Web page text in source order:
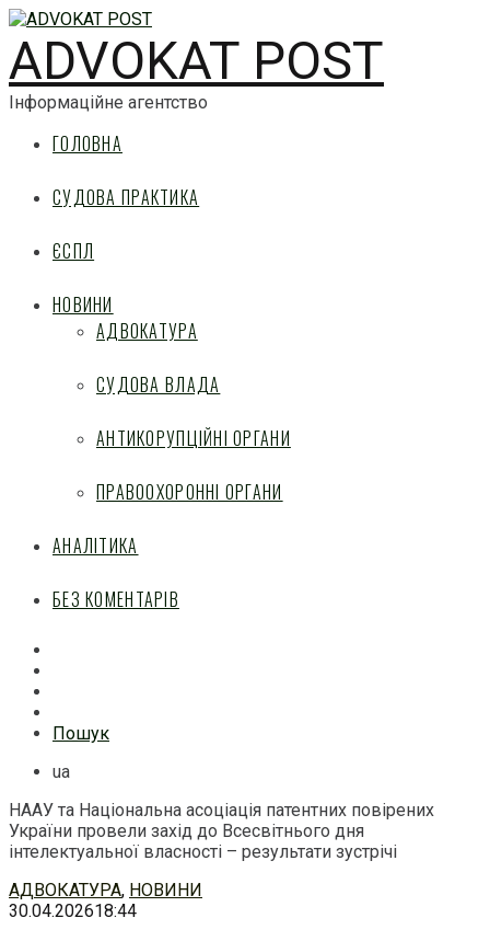
ADVOKAT POST
Інформаційне агентство
ГОЛОВНА
СУДОВА ПРАКТИКА
ЄСПЛ
НОВИНИ
АДВОКАТУРА
СУДОВА ВЛАДА
АНТИКОРУПЦІЙНІ ОРГАНИ
ПРАВООХОРОННІ ОРГАНИ
АНАЛІТИКА
БЕЗ КОМЕНТАРІВ
Пошук
ua
НААУ та Національна асоціація патентних повірених
України провели захід до Всесвітнього дня
інтелектуальної власності – результати зустрічі
Перейти
до
АДВОКАТУРА, НОВИНИ
30.04.202618:44